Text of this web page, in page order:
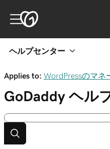
ヘルプセンター
Applies to: WordPressのマネ
GoDaddy ヘル